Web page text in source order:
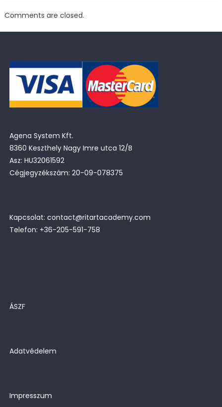
Comments are closed.
Agena System Kft.
8360 Keszthely Nagy Imre utca 12/B
Asz: HU32061592
Cégjegyzékszám: 20-09-078375
Kapcsolat: contact@ritartacademy.com
Telefon: +36-205-591-758
ÁSZF
Adatvédelem
Impresszum